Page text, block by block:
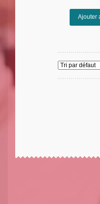
Ajouter